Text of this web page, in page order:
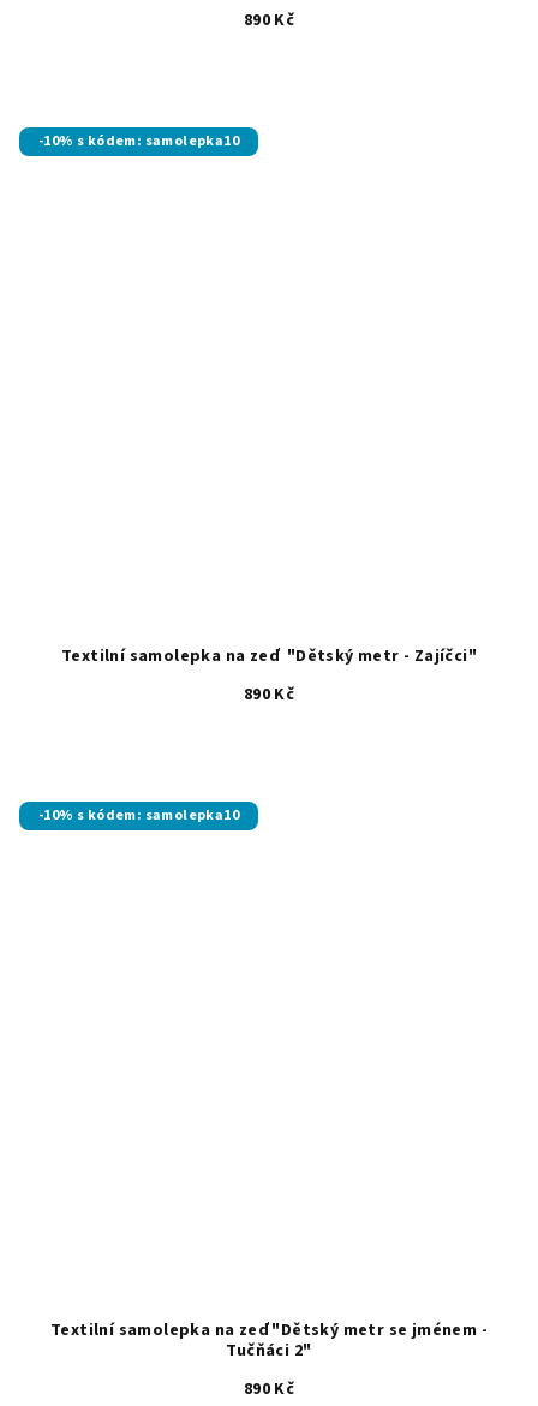
890 Kč
-10% s kódem: samolepka10
Textilní samolepka na zeď "Dětský metr - Zajíčci"
890 Kč
-10% s kódem: samolepka10
Textilní samolepka na zeď "Dětský metr se jménem -
Tučňáci 2"
890 Kč